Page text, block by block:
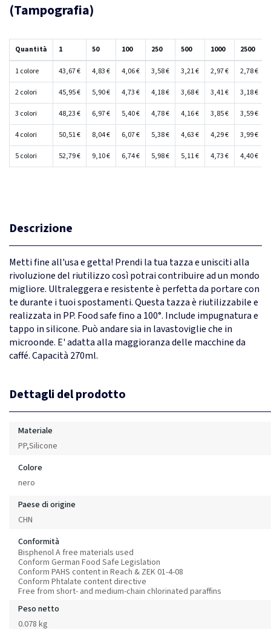
(Tampografia)
Quantità 1 50 100 250 500 1000 2500
1 colore 43,67 € 4,83 € 4,06 € 3,58 € 3,21 € 2,97 € 2,78 €
2 colori 45,95 € 5,90 € 4,73 € 4,18 € 3,68 € 3,41 € 3,18 €
3 colori 48,23 € 6,97 € 5,40 € 4,78 € 4,16 € 3,85 € 3,59 €
4 colori 50,51 € 8,04 € 6,07 € 5,38 € 4,63 € 4,29 € 3,99 €
5 colori 52,79 € 9,10 € 6,74 € 5,98 € 5,11 € 4,73 € 4,40 €
Descrizione
Metti fine all'usa e getta! Prendi la tua tazza e unisciti alla
rivoluzione del riutilizzo così potrai contribuire ad un mondo
migliore. Ultraleggera e resistente è perfetta da portare con
te durante i tuoi spostamenti. Questa tazza è riutilizzabile e
realizzata in PP. Food safe fino a 100°. Include impugnatura e
tappo in silicone. Può andare sia in lavastoviglie che in
microonde. E' adatta alla maggioranza delle macchine da
caffé. Capacità 270ml.
Dettagli del prodotto
Materiale
PP,Silicone
Colore
nero
Paese di origine
CHN
Conformità
Bisphenol A free materials used
Conform German Food Safe Legislation
Conform PAHS content in Reach & ZEK 01-4-08
Conform Phtalate content directive
Free from short- and medium-chain chlorinated paraffins
Peso netto
0.078 kg